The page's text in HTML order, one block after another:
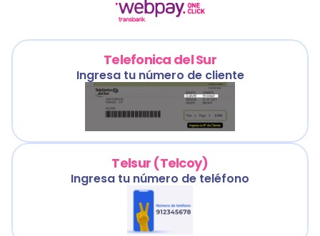
Telefonica del Sur
Ingresa tu número de cliente
Telsur (Telcoy)
Ingresa tu número de teléfono